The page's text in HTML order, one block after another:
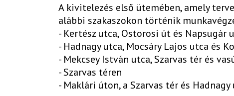
A kivitelezés első ütemében, amely
alábbi szakaszokon történik
- Kertész utca, Ostorosi út és Napsugár
- Hadnagy utca, Mocsáry Lajos utca és
- Mekcsey István utca, Szarvas tér és
- Szarvas téren
- Maklári úton, a Szarvas tér és